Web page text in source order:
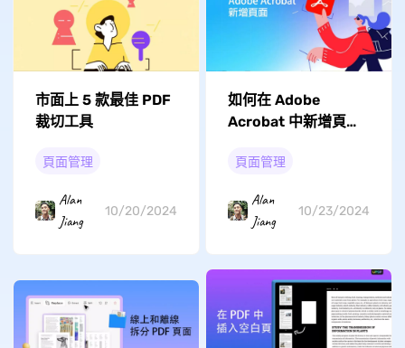
市面上 5 款最佳 PDF
裁切工具
頁面管理
Alan
Jiang
10/20/2024
如何在 Adob​​e
Acrobat 中新增頁
頁面管理
Alan
Jiang
10/23/2024